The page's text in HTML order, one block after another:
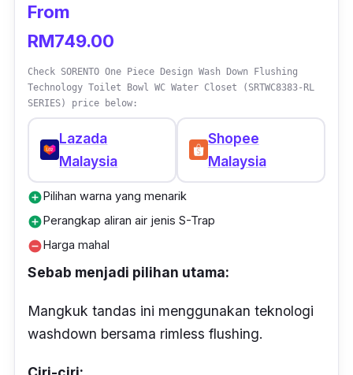
From
RM749.00
Check SORENTO One Piece Design Wash Down Flushing
Technology Toilet Bowl WC Water Closet (SRTWC8383-RL
SERIES) price below:
Lazada
Malaysia
Shopee
Malaysia
add_circlePilihan warna yang menarik
add_circlePerangkap aliran air jenis S-Trap
remove_circleHarga mahal
Sebab menjadi pilihan utama:
Mangkuk tandas ini menggunakan teknologi
washdown bersama rimless flushing.